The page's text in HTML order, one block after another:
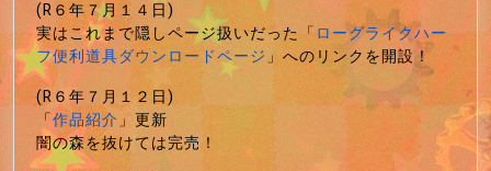
(R６年７月１４日)
実はこれまで隠しページ扱いだった「ローグライクハー
フ便利道具ダウンロードページ」へのリンクを開設！
(R６年７月１２日)
「作品紹介」更新
闇の森を抜けては完売！